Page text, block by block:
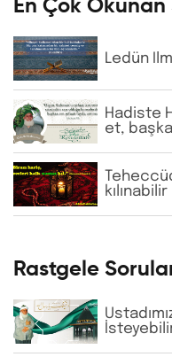
En Çok
Ledün
Hadiste
et,
kılınabilir
Rastgele